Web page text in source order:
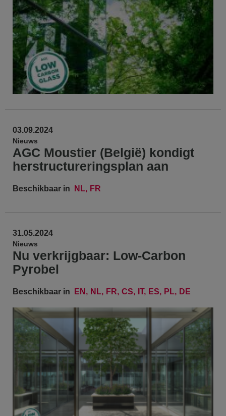
03.09.2024
Nieuws
AGC Moustier (België) kondigt
herstructureringsplan aan
Beschikbaar in NL FR
31.05.2024
Nieuws
Nu verkrijgbaar: Low-Carbon
Pyrobel
Beschikbaar in EN NL FR CS IT ES PL DE